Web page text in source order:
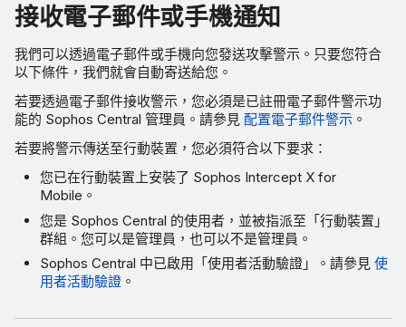
接收電子郵件或手機通知
我們可以透過電子郵件或手機向您發送攻擊警示。只要您符合
以下條件，我們就會自動寄送給您。
若要透過電子郵件接收警示，您必須是已註冊電子郵件警示功
能的 Sophos Central 管理員。請參見 配置電子郵件警示 。
若要將警示傳送至行動裝置，您必須符合以下要求：
您已在行動裝置上安裝了 Sophos Intercept X for
Mobile。
您是 Sophos Central 的使用者，並被指派至「行動裝置」
群組。您可以是管理員，也可以不是管理員。
Sophos Central 中已啟用「使用者活動驗證」。請參見使
用者活動驗證 。